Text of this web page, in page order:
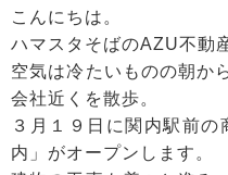
こんにちは。
ハマスタそばのAZU不動
空気は冷たいものの朝か
会社近くを散歩。
３月１９日に関内駅前
内」がオープンします。